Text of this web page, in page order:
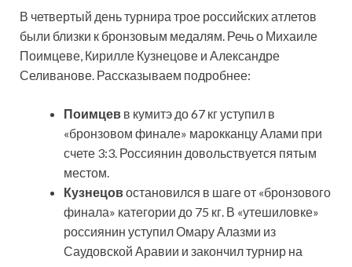
В четвертый день турнира трое российских атлетов
были близки к бронзовым медалям. Речь о Михаиле
Поимцеве, Кирилле Кузнецове и Александре
Селиванове. Рассказываем подробнее:
Поимцев в кумитэ до 67 кг уступил в
«бронзовом финале» марокканцу Алами при
счете 3:3. Россиянин довольствуется пятым
местом.
Кузнецовостановился в шаге от «бронзового
финала» категории до 75 кг. В «утешиловке»
россиянин уступил Омару Алазми из
Саудовской Аравии и закончил турнир на